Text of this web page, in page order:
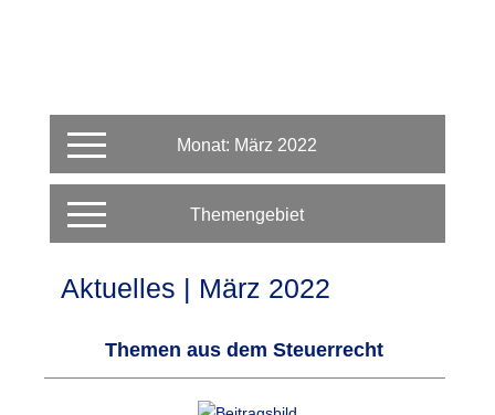
Monat: März 2022
Themengebiet
Aktuelles | März 2022
Themen aus dem Steuerrecht